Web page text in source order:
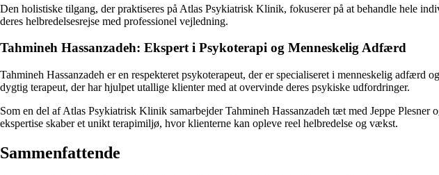
Den holistiske tilgang, der praktiseres på Atlas Psykiatrisk Klinik, fokuserer på at behandle hele
deres helbredelsesrejse med professionel vejledning.
Tahmineh Hassanzadeh: Ekspert i Psykoterapi og Menneskelig Adfærd
Tahmineh Hassanzadeh er en respekteret psykoterapeut, der er specialiseret i menneskelig
dygtig terapeut, der har hjulpet utallige klienter med at overvinde deres psykiske udfordringer.
Som en del af Atlas Psykiatrisk Klinik samarbejder Tahmineh Hassanzadeh tæt med Jeppe
ekspertise skaber et unikt terapimiljø, hvor klienterne kan opleve reel helbredelse og vækst.
Sammenfattende